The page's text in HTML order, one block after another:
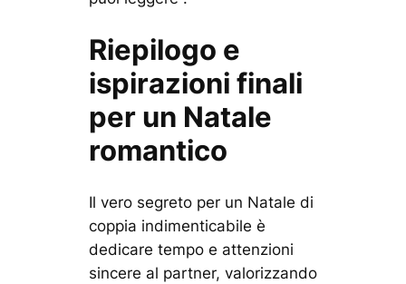
Riepilogo e
ispirazioni finali
per un Natale
romantico
Il vero segreto per un Natale di
coppia indimenticabile è
dedicare tempo e attenzioni
sincere al partner, valorizzando